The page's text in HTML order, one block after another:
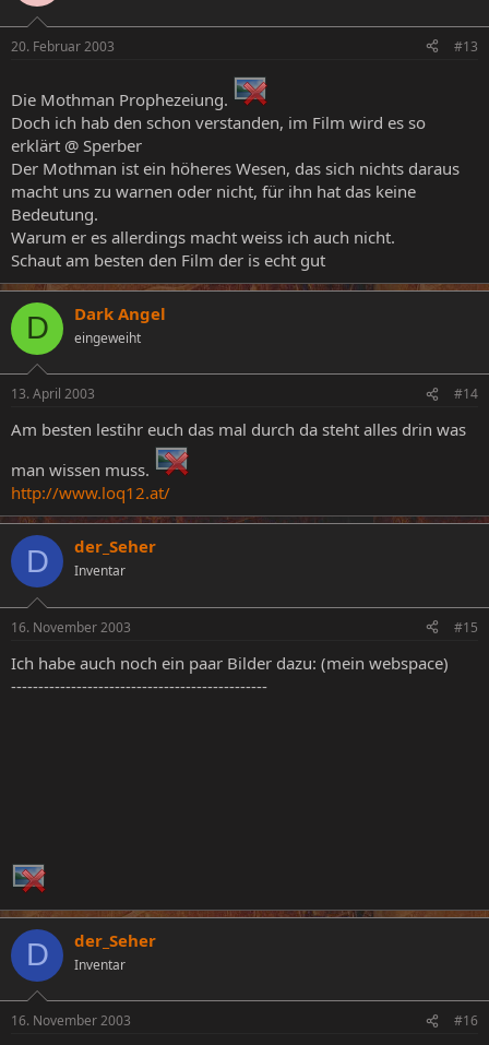
20. Februar 2003 #13
Die Mothman Prophezeiung.
Doch ich hab den schon verstanden, im Film wird es so
erklärt @ Sperber
Der Mothman ist ein höheres Wesen, das sich nichts daraus
macht uns zu warnen oder nicht, für ihn hat das keine
Bedeutung.
Warum er es allerdings macht weiss ich auch nicht.
Schaut am besten den Film der is echt gut
D Dark Angel
eingeweiht
13. April 2003 #14
Am besten lestihr euch das mal durch da steht alles drin was
man wissen muss.
http://www.loq12.at/
D der_Seher
Inventar
16. November 2003 #15
Ich habe auch noch ein paar Bilder dazu: (mein webspace)
-----------------------------------------------
D der_Seher
Inventar